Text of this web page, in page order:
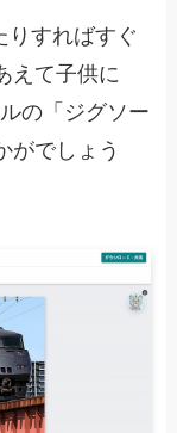
りすればすぐ
えて子供に
の「ジグソー
がでしょう